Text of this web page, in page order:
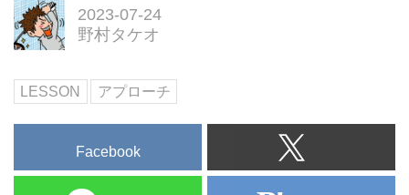
2023-07-24
野村タケオ
LESSON アプローチ
Facebook